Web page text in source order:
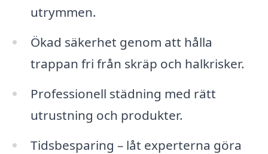
utrymmen.
Ökad säkerhet genom att hålla
trappan fri från skräp och halkrisker.
Professionell städning med rätt
utrustning och produkter.
Tidsbesparing – låt experterna göra